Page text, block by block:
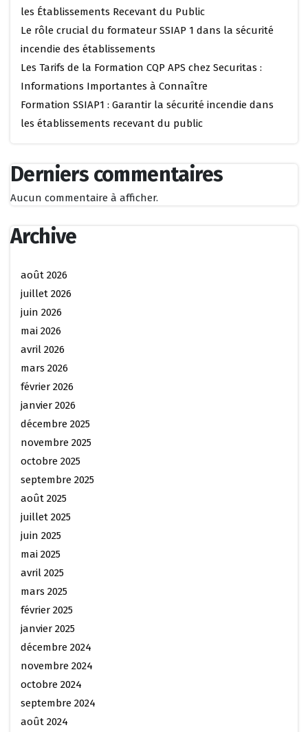
les Établissements Recevant du Public
Le rôle crucial du formateur SSIAP 1 dans la sécurité
incendie des établissements
Les Tarifs de la Formation CQP APS chez Securitas :
Informations Importantes à Connaître
Formation SSIAP1 : Garantir la sécurité incendie dans
les établissements recevant du public
Derniers commentaires
Aucun commentaire à afficher.
Archive
août 2026
juillet 2026
juin 2026
mai 2026
avril 2026
mars 2026
février 2026
janvier 2026
décembre 2025
novembre 2025
octobre 2025
septembre 2025
août 2025
juillet 2025
juin 2025
mai 2025
avril 2025
mars 2025
février 2025
janvier 2025
décembre 2024
novembre 2024
octobre 2024
septembre 2024
août 2024